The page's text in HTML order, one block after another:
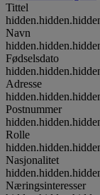
Tittel
Navn
Fødselsdato
Adresse
Postnummer
Rolle
Nasjonalitet
Næringsinteresser